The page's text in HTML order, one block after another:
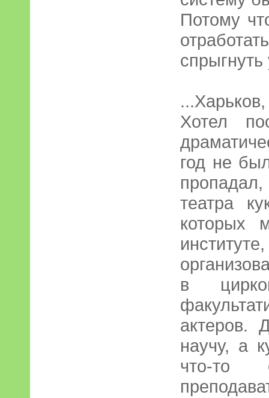
Потому
Хотел
год не
театра
которых
в
актеров.
научу, а
что-то